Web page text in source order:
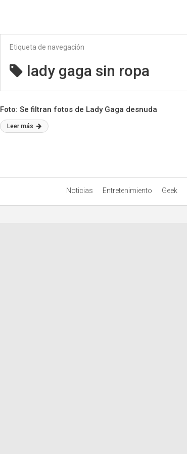
Etiqueta de navegación
lady gaga sin ropa
Foto: Se filtran fotos de Lady Gaga desnuda
Leer más
Noticias Entretenimiento Geek